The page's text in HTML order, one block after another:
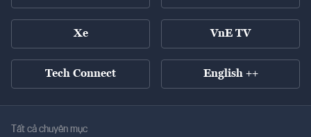
Xe VnE TV
Tech Connect English ++
Tất cả chuyên mục